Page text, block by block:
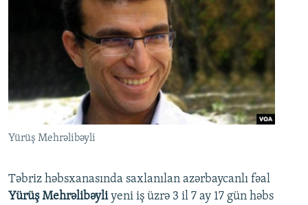
Yürüş Mehrəlibəyli
Təbriz həbsxanasında saxlanılan azərbaycanlı fəal
Yürüş Mehrəlibəyliyeni iş üzrə 3 il 7 ay 17 gün həbs